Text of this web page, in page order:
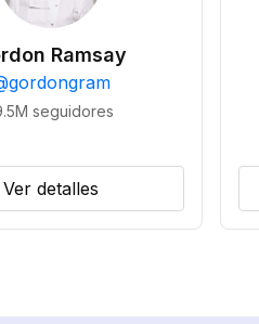
Ramsay
gordongram
seguidores
Ver detalles